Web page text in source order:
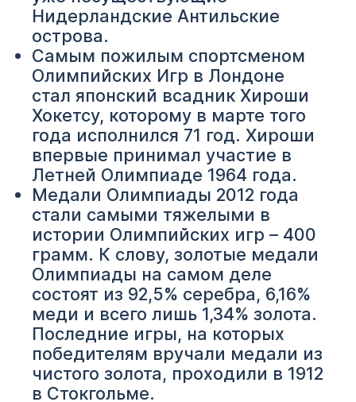
Нидерландские Антильские
острова.
Самым пожилым спортсменом
Олимпийских Игр в Лондоне
стал японский всадник Хироши
Хокетсу, которому в марте того
года исполнился 71 год. Хироши
впервые принимал участие в
Летней Олимпиаде 1964 года.
Медали Олимпиады 2012 года
стали самыми тяжелыми в
истории Олимпийских игр – 400
грамм. К слову, золотые медали
Олимпиады на самом деле
состоят из 92,5% серебра, 6,16%
меди и всего лишь 1,34% золота.
Последние игры, на которых
победителям вручали медали из
чистого золота, проходили в 1912
в Стокгольме.